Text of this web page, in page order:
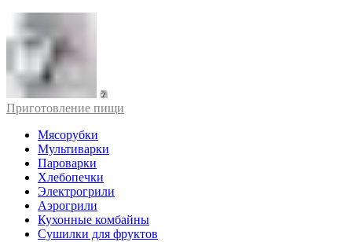
Приготовление пищи
Мясорубки
Мультиварки
Пароварки
Хлебопечки
Электрогрили
Аэрогрили
Кухонные комбайны
Сушилки для фруктов